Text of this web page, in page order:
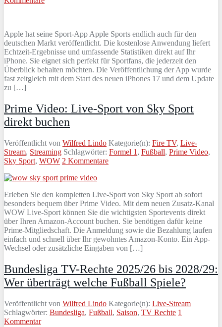
Apple hat seine Sport-App Apple Sports endlich auch für den
deutschen Markt veröffentlicht. Die kostenlose Anwendung liefert
Echtzeit-Ergebnisse und umfassende Statistiken direkt auf Ihr
iPhone. Sie eignet sich perfekt für Sportfans, die jederzeit den
Überblick behalten möchten. Die Veröffentlichung der App wurde
fast zeitgleich mit dem Start des neuen iPhones 17 und dem Update
zu […]
Prime Video: Live-Sport von Sky Sport
direkt buchen
Veröffentlicht von Wilfred Lindo Kategorie(n): Fire TV, Live-
Stream, Streaming Schlagwörter: Formel 1 , Fußball, Prime Video,
Sky Sport, WOW 2 Kommentare
Erleben Sie den kompletten Live-Sport von Sky Sport ab sofort
besonders bequem über Prime Video. Mit dem neuen Zusatz-Kanal
WOW Live-Sport können Sie die wichtigsten Sportevents direkt
über Ihren Amazon-Account buchen. Sie benötigen dafür keine
Prime-Mitgliedschaft. Die Anmeldung sowie die Bezahlung laufen
einfach und schnell über Ihr gewohntes Amazon-Konto. Ein App-
Wechsel oder zusätzliche Eingaben von […]
Bundesliga TV-Rechte 2025/26 bis 2028/29:
Wer überträgt welche Fußball Spiele?
Veröffentlicht von Wilfred Lindo Kategorie(n): Live-Stream
Schlagwörter: Bundesliga, Fußball, Saison, TV Rechte 1
Kommentar